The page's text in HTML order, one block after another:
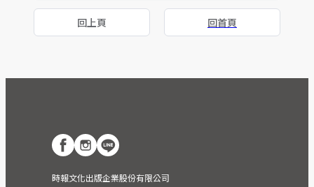
回上頁 回首頁
時報文化出版企業股份有限公司